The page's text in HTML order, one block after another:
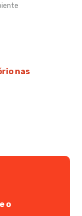
nas
o